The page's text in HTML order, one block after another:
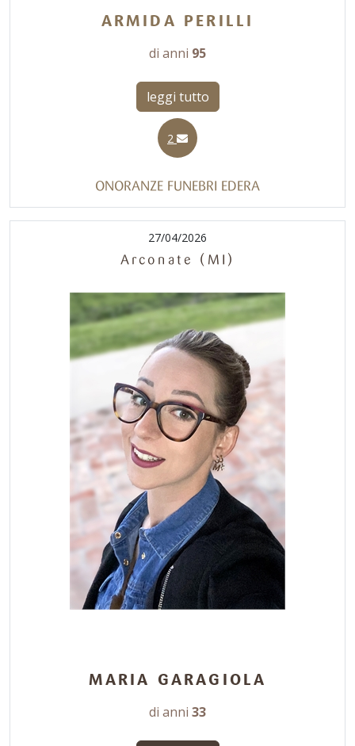
ARMIDA PERILLI
di anni 95
leggi tutto
2
ONORANZE FUNEBRI EDERA
27/04/2026
Arconate (MI)
MARIA GARAGIOLA
di anni 33